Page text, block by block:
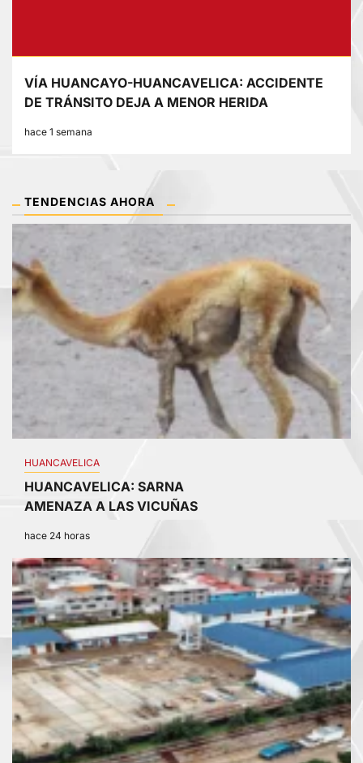
VÍA HUANCAYO-HUANCAVELICA: ACCIDENTE
DE TRÁNSITO DEJA A MENOR HERIDA
hace 1 semana
TENDENCIAS AHORA
1
HUANCAVELICA
HUANCAVELICA: SARNA
AMENAZA A LAS VICUÑAS
hace 24 horas
2